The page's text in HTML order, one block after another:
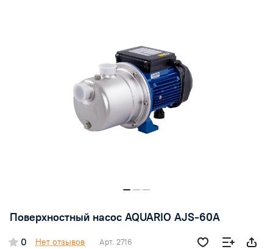
Поверхностный насос AQUARIO AJS-60A
0 Нет отзывов Арт. 2716